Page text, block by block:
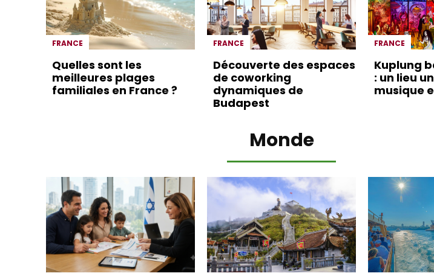
FRANCE
Quelles sont les
meilleures plages
familiales en France ?
FRANCE
Découverte des espaces
de coworking
dynamiques de
Budapest
FRANCE
Kuplung
: un lieu
musique
Monde